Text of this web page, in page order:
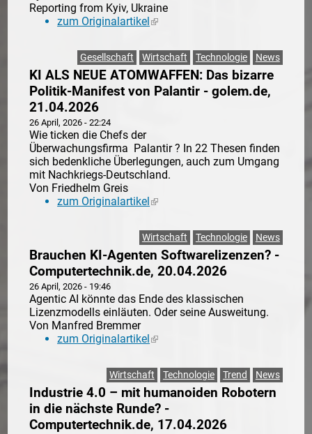
Reporting from Kyiv, Ukraine
zum Originalartikel(link is external)
Gesellschaft Wirtschaft Technologie News
KI ALS NEUE ATOMWAFFEN: Das bizarre
Politik-Manifest von Palantir - golem.de,
21.04.2026
26 April, 2026 - 22:24
Wie ticken die Chefs der
Überwachungsfirma Palantir ? In 22 Thesen finden
sich bedenkliche Überlegungen, auch zum Umgang
mit Nachkriegs-Deutschland.
Von Friedhelm Greis
zum Originalartikel(link is external)
Wirtschaft Technologie News
Brauchen KI-Agenten Softwarelizenzen? -
Computertechnik.de, 20.04.2026
26 April, 2026 - 19:46
Agentic AI könnte das Ende des klassischen
Lizenzmodells einläuten. Oder seine Ausweitung.
Von Manfred Bremmer
zum Originalartikel(link is external)
Wirtschaft Technologie Trend News
Industrie 4.0 – mit humanoiden Robotern
in die nächste Runde? -
Computertechnik.de, 17.04.2026